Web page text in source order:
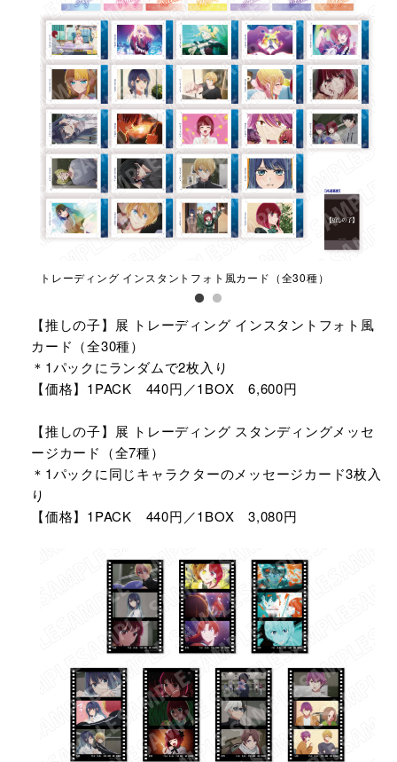
トレーディング インスタントフォト風カード（全30種）
【推しの子】展 トレーディング インスタントフォト風
カード（全30種）
＊1パックにランダムで2枚入り
【価格】1PACK 440円／1BOX 6,600円
【推しの子】展 トレーディング スタンディングメッセ
ージカード（全7種）
＊1パックに同じキャラクターのメッセージカード3枚入
り
【価格】1PACK 440円／1BOX 3,080円